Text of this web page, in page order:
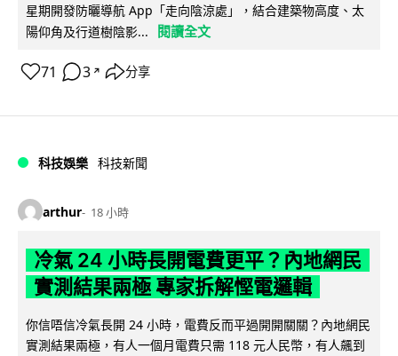
星期開發防曬導航 App「走向陰涼處」，結合建築物高度、太
陽仰角及行道樹陰影...
閱讀全文
71 3 ↗ 分享
科技娛樂 科技新聞
arthur 18 小時
冷氣 24 小時長開電費更平？內地網民
實測結果兩極 專家拆解慳電邏輯
你信唔信冷氣長開 24 小時，電費反而平過開開關關？內地網民
實測結果兩極，有人一個月電費只需 118 元人民幣，有人飆到